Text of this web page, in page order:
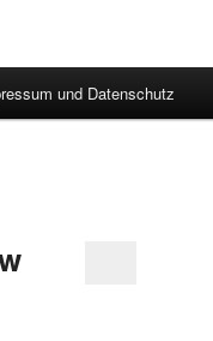
und Datenschutz